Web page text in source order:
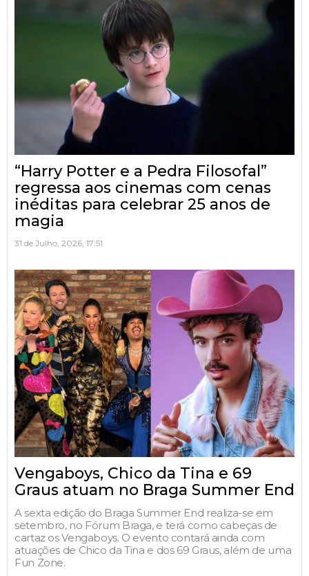
“Harry Potter e a Pedra Filosofal”
regressa aos cinemas com cenas
inéditas para celebrar 25 anos de
magia
31 de Julho, 2026, 17:51
Vengaboys, Chico da Tina e 69
Graus atuam no Braga Summer End
A sexta edição do Braga Summer End realiza-se em
setembro, no Fórum Braga, e terá como cabeças de
cartaz os Vengaboys. O evento contará ainda com
atuações de Chico da Tina e dos 69 Graus, além de uma
Fun Zone.